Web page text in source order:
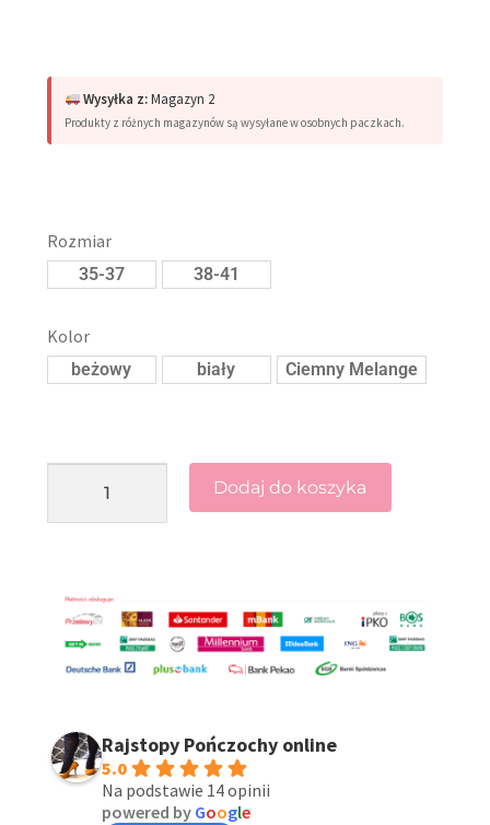
Wysyłka z:Magazyn 2
Produkty z różnych magazynów są wysyłane w osobnych paczkach.
Rozmiar
35-37 38-41
Kolor
beżowy biały Ciemny Melange
Dodaj do koszyka
Rajstopy Pończochy online
5.0
Na podstawie 14 opinii
powered by Google